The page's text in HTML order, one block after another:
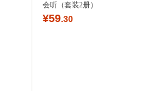
会听（套装2册）
¥59.30